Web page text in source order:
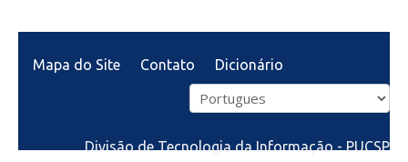
Mapa do Site Contato Dicionário
Divisão de Tecnologia da Informação - PUCSP